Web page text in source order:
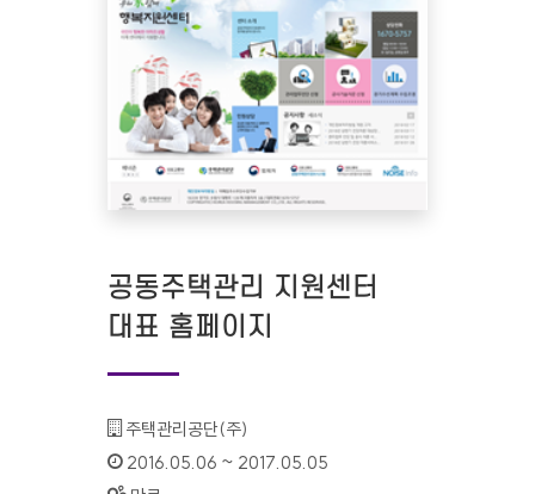
공동주택관리 지원센터
대표 홈페이지
기관명 :
주택관리공단(주)
인증기간 :
2016.05.06 ~ 2017.05.05